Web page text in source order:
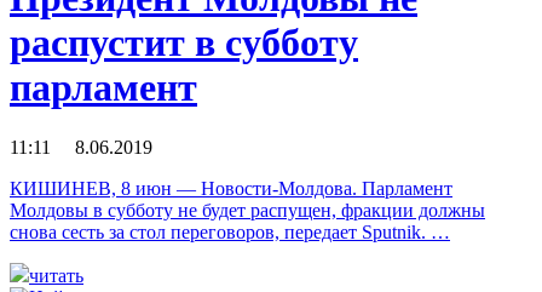
распустит в субботу
парламент
11:11 8.06.2019
КИШИНЕВ, 8 июн — Новости-Молдова. Парламент
Молдовы в субботу не будет распущен, фракции должны
снова сесть за стол переговоров, передает Sputnik. …
читать